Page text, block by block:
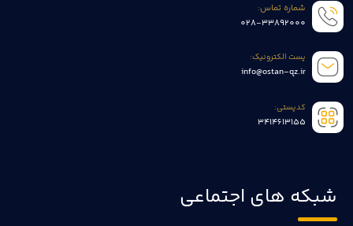
شماره تماس:
028-33892000
پست الکترونیک:
info@ostan-qz.ir
کدپستی:
3414613155
شبکه های اجتماعی